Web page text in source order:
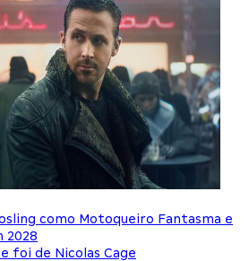
como Motoqueiro Fantasma e
2028
foi de Nicolas Cage